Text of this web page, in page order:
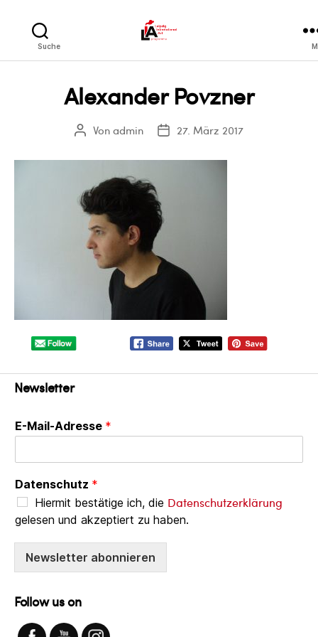
Suche
Alexander Povzner
Beitragsautor
Von admin Veröffentlichungsdatum
27. März 2017
Newsletter
E-Mail-Adresse *
Datenschutz *
Hiermit bestätige ich, die Datenschutzerklärung
gelesen und akzeptiert zu haben.
Newsletter abonnieren
Follow us on